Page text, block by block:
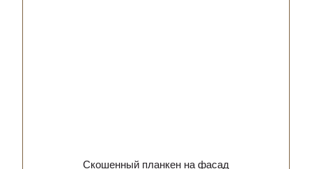
Скошенный планкен на фасад